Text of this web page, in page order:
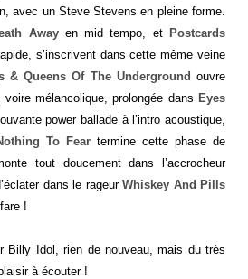
avec un Steve Stevens en pleine forme.
Away en mid tempo, etPostcards
s’inscrivent dans cette même veine
& Queens Of The Underground ouvre
mélancolique, prolongée dans Eyes
power ballade à l’intro acoustique,
To Fear termine cette phase de
tout doucement dans l’accrocheur
dans le rageur Whiskey And Pills
!
Billy Idol, rien de nouveau, mais du très
à écouter !